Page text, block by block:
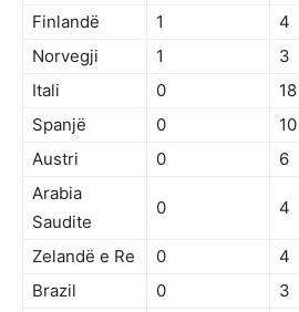
Finlandë
1 4
Norvegji
1 3
Itali
0 18
Spanjë
0 10
Austri
0 6
Arabia
Saudite
0 4
Zelandë e Re 0 4
Brazil
0 3